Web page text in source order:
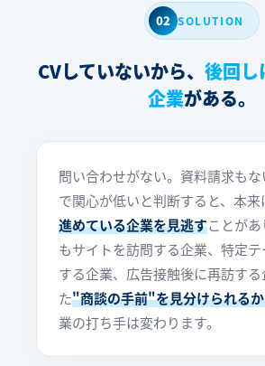
02 SOLUTION
CVしていないから、 後回し
企業がある。
問い合わせがない。資料請求も
で関心が低いと判断すると、本来
進めている企業を見逃すことが
もサイトを訪問する企業、特定テ
する企業、広告接触後に再訪す
た"商談の手前"を見分けられる
業の打ち手は変わります。